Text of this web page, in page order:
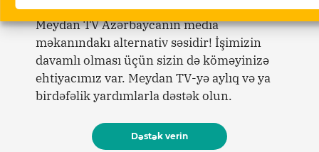
Meydan TV Azərbaycanın media
məkanındakı alternativ səsidir! İşimizin
davamlı olması üçün sizin də köməyinizə
ehtiyacımız var. Meydan TV-yə aylıq və ya
birdəfəlik yardımlarla dəstək olun.
Dəstək verin